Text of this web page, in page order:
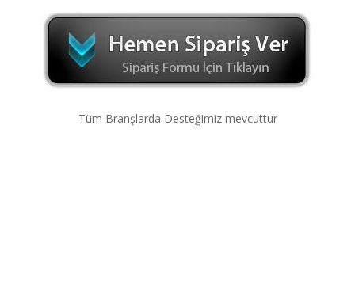
Tüm Branşlarda Desteğimiz mevcuttur